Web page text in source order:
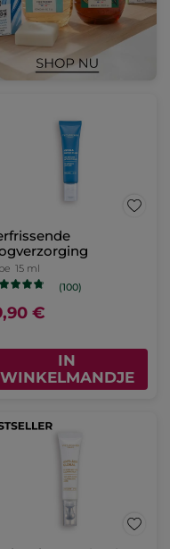
15 ml
(100)
€
IN
WINKELMANDJE